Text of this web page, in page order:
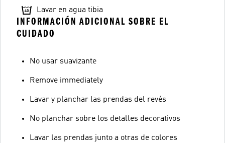
Lavar en agua tibia
INFORMACIÓN ADICIONAL SOBRE EL
CUIDADO
No usar suavizante
Remove immediately
Lavar y planchar las prendas del revés
No planchar sobre los detalles decorativos
Lavar las prendas junto a otras de colores